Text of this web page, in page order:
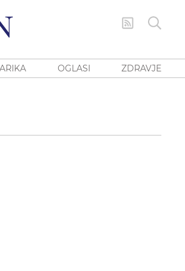
OGLASI ZDRAVJE